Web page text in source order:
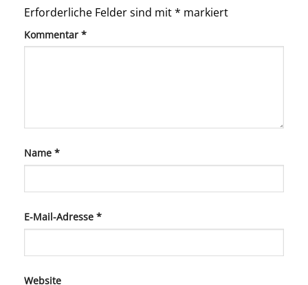
Erforderliche Felder sind mit* markiert
Kommentar *
Name *
E-Mail-Adresse *
Website